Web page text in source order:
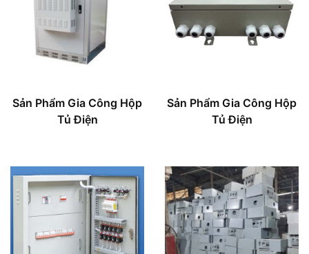
Sản Phẩm Gia Công Hộp
Tủ Điện
Sản Phẩm Gia Công Hộp
Tủ Điện